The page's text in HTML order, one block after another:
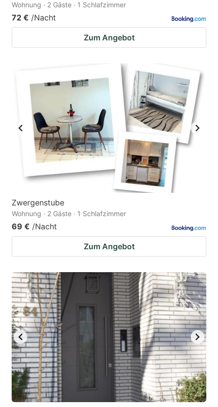
Wohnung · 2 Gäste · 1 Schlafzimmer
72 € /Nacht
Zum Angebot
Zwergenstube
Wohnung · 2 Gäste · 1 Schlafzimmer
69 € /Nacht
Zum Angebot